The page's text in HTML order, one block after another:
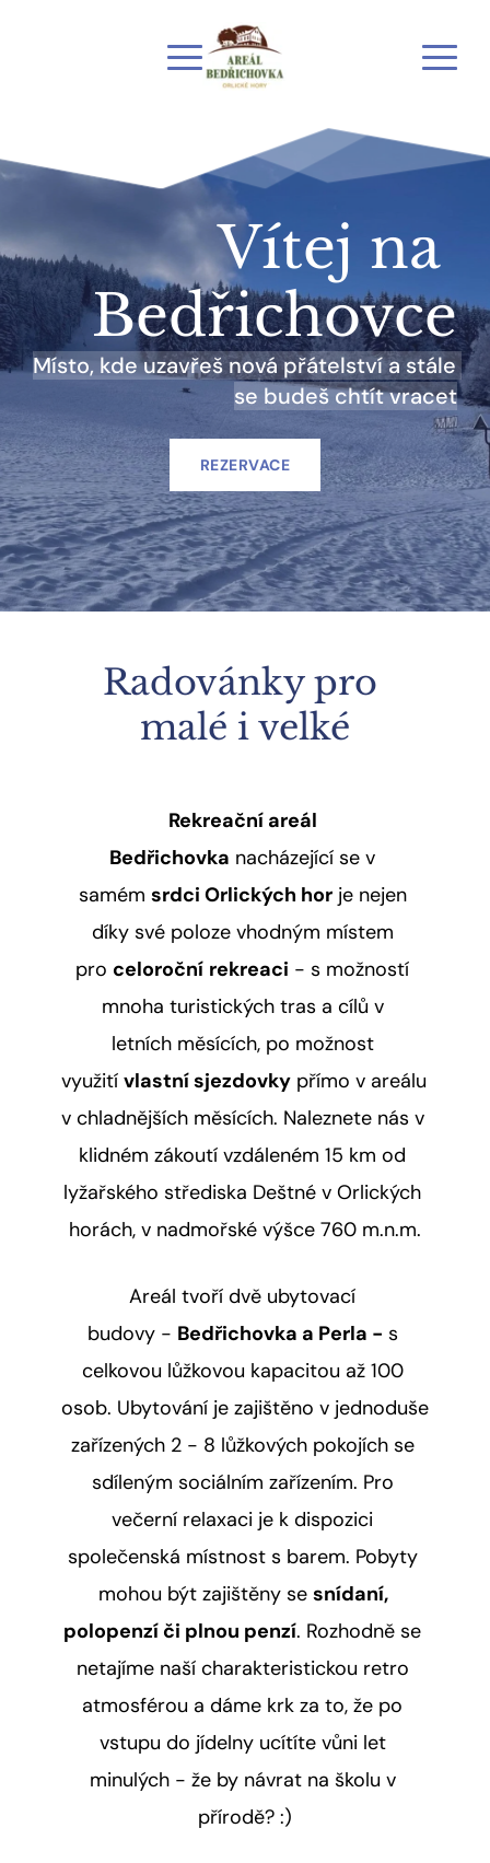
Vítej na
Bedřichovce
Místo, kde uzavřeš nová přátelství a stále
se budeš chtít vracet
REZERVACE
Radovánky pro
malé i velké
Rekreační areál
Bedřichovka nacházející se v
samém srdci Orlických hor je nejen
díky své poloze vhodným místem
pro celoroční rekreaci - s možností
mnoha turistických tras a cílů v
letních měsících, po možnost
využití vlastní sjezdovky přímo v areálu
v chladnějších měsících. Naleznete nás v
klidném zákoutí vzdáleném 15 km od
lyžařského střediska Deštné v Orlických
horách, v nadmořské výšce 760 m.n.m.
Areál tvoří dvě ubytovací
budovy - Bedřichovka a Perla - s
celkovou lůžkovou kapacitou až 100
osob. Ubytování je zajištěno v jednoduše
zařízených 2 - 8 lůžkových pokojích se
sdíleným sociálním zařízením. Pro
večerní relaxaci je k dispozici
společenská místnost s barem. Pobyty
mohou být zajištěny se snídaní,
polopenzí či plnou penzí. Rozhodně se
netajíme naší charakteristickou retro
atmosférou a dáme krk za to, že po
vstupu do jídelny ucítíte vůni let
minulých - že by návrat na školu v
přírodě? :)